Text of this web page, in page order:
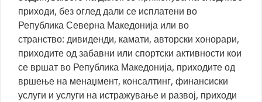
приходи, без оглед дали се исплатени во
Република Северна Македонија или во
странство: дивиденди, камати, авторски хонорари,
приходите од забавни или спортски активности кои
се вршат во Република Македонија, приходите од
вршење на менаџмент, консалтинг, финансиски
услуги и услуги на истражување и развој, приходи